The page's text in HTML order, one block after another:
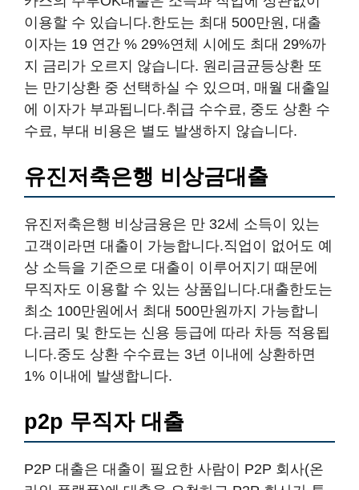
이용할 수 있습니다.한도는 최대 500만원, 대출
이자는 19 연간 % 29%연체 시에도 최대 29%까
지 금리가 오르지 않습니다. 원리금균등상환 또
는 만기상환 중 선택하실 수 있으며, 매월 대출일
에 이자가 부과됩니다.취급 수수료, 중도 상환 수
수료, 부대 비용은 별도 발생하지 않습니다.
유진저축은행 비상금대출
유진저축은행 비상금융은 만 32세 소득이 있는
고객이라면 대출이 가능합니다.직업이 없어도 예
상 소득을 기준으로 대출이 이루어지기 때문에
무직자도 이용할 수 있는 상품입니다.대출한도는
최소 100만원에서 최대 500만원까지 가능합니
다.금리 및 한도는 신용 등급에 따라 차등 적용됩
니다.중도 상환 수수료는 3년 이내에 상환하면
1% 이내에 발생합니다.
p2p 무직자 대출
P2P 대출은 대출이 필요한 사람이 P2P 회사(온